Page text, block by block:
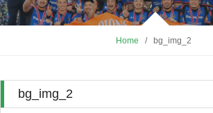
Home / bg_img_2
bg_img_2